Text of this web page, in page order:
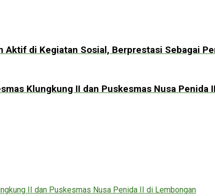
Aktif di Kegiatan Sosial, Berprestasi Sebagai
Klungkung II dan Puskesmas Nusa Penida